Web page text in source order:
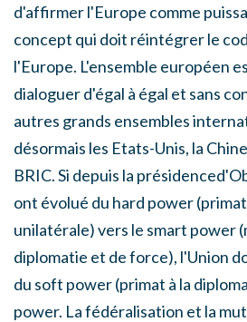
d'affirmer l'Europe comme
concept qui doit réintégrer le
l'Europe. L'ensemble européen
dialoguer d'égal à égal et sans
autres grands ensembles
désormais les Etats-Unis, la
BRIC. Si depuis la
ont évolué du hard power
unilatérale) vers le smart power
diplomatie et de force), l'Union
du soft power (primat à la
power. La fédéralisation et la